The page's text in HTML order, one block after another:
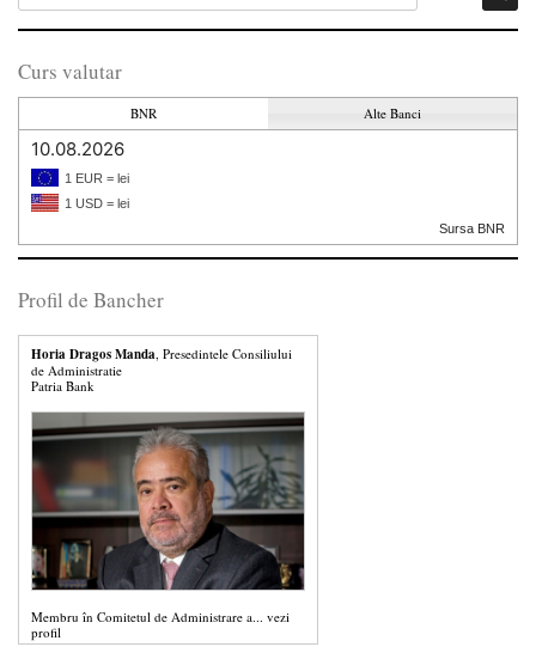
Curs valutar
BNR Alte Banci
10.08.2026
1 EUR = lei
1 USD = lei
Sursa BNR
Profil de Bancher
Horia Dragos Manda , Presedintele Consiliului
de Administratie
Patria Bank
Membru în Comitetul de Administrare a... vezi
profil